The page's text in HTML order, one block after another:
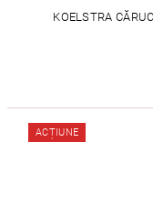
KOELSTRA
ACȚIUNE